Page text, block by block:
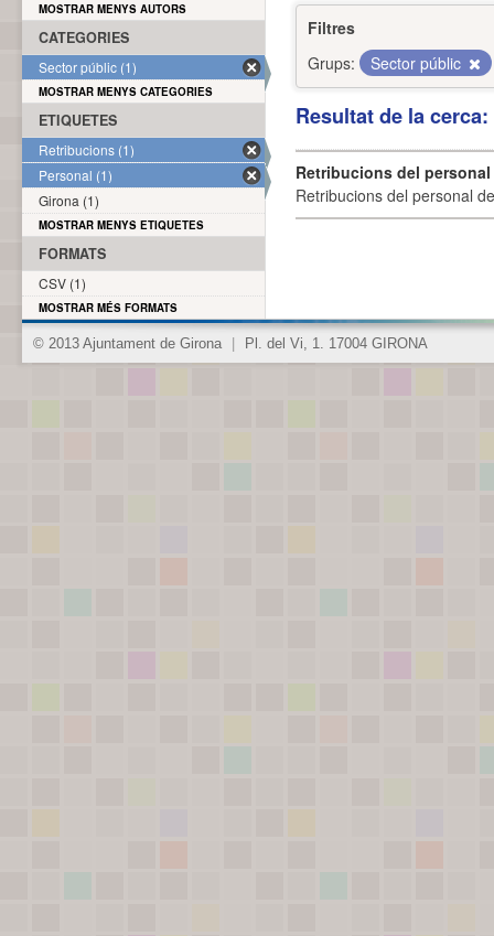
Filtres
Grups:
Sector públic
Resultat de la
Retribucions del
Retribucions del personal
MOSTRAR MENYS AUTORS
CATEGORIES
Sector públic (1)
MOSTRAR MENYS CATEGORIES
ETIQUETES
Retribucions (1)
Personal (1)
Girona (1)
MOSTRAR MENYS ETIQUETES
FORMATS
CSV (1)
MOSTRAR MÉS FORMATS
© 2013 Ajuntament de Girona Pl. del Vi, 1. 17004 GIRONA